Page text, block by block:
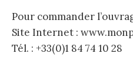
Pour commander
Site Internet :
Tél. : +33(0)1 84 74 10 28